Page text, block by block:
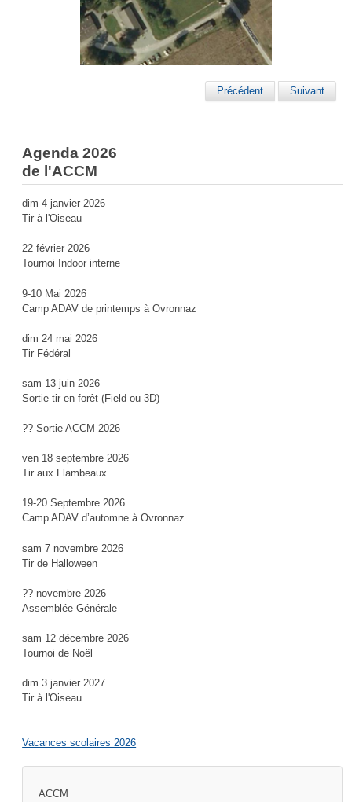
Précédent Suivant
Agenda 2026
de l'ACCM
dim 4 janvier 2026
Tir à l'Oiseau
22 février 2026
Tournoi Indoor interne
9-10 Mai 2026
Camp ADAV de printemps à Ovronnaz
dim 24 mai 2026
Tir Fédéral
sam 13 juin 2026
Sortie tir en forêt (Field ou 3D)
?? Sortie ACCM 2026
ven 18 septembre 2026
Tir aux Flambeaux
19-20 Septembre 2026
Camp ADAV d’automne à Ovronnaz
sam 7 novembre 2026
Tir de Halloween
?? novembre 2026
Assemblée Générale
sam 12 décembre 2026
Tournoi de Noël
dim 3 janvier 2027
Tir à l'Oiseau
Vacances scolaires 2026
ACCM